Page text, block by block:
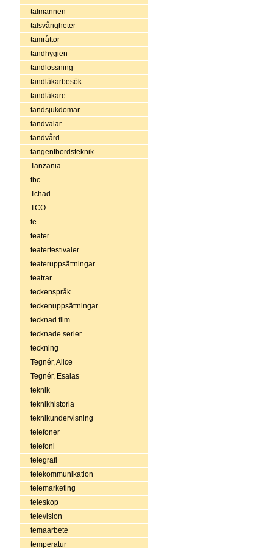
talmannen
talsvårigheter
tamråttor
tandhygien
tandlossning
tandläkarbesök
tandläkare
tandsjukdomar
tandvalar
tandvård
tangentbordsteknik
Tanzania
tbc
Tchad
TCO
te
teater
teaterfestivaler
teateruppsättningar
teatrar
teckenspråk
teckenuppsättningar
tecknad film
tecknade serier
teckning
Tegnér, Alice
Tegnér, Esaias
teknik
teknikhistoria
teknikundervisning
telefoner
telefoni
telegrafi
telekommunikation
telemarketing
teleskop
television
temaarbete
temperatur